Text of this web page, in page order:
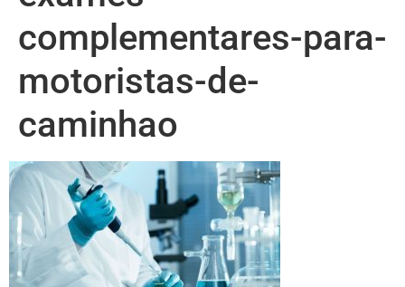
complementares-para-
motoristas-de-
caminhao